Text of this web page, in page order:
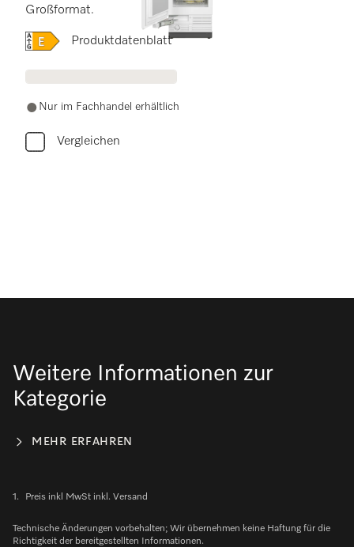
Großformat.
Onlinelabel Image, Energielabel
Produktdatenblatt
Nur im Fachhandel erhältlich
Vergleichen
Weitere Informationen zur
Kategorie
MEHR ERFAHREN
1. Preis inkl MwSt inkl. Versand
Technische Änderungen vorbehalten; Wir übernehmen keine Haftung für die
Richtigkeit der bereitgestellten Informationen.